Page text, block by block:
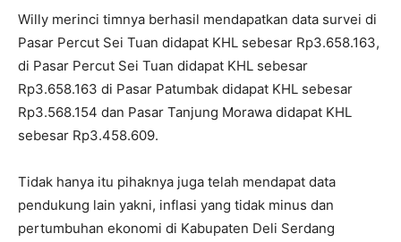
Willy merinci timnya berhasil mendapatkan data survei di
Pasar Percut Sei Tuan didapat KHL sebesar Rp3.658.163,
di Pasar Percut Sei Tuan didapat KHL sebesar
Rp3.658.163 di Pasar Patumbak didapat KHL sebesar
Rp3.568.154 dan Pasar Tanjung Morawa didapat KHL
sebesar Rp3.458.609.
Tidak hanya itu pihaknya juga telah mendapat data
pendukung lain yakni, inflasi yang tidak minus dan
pertumbuhan ekonomi di Kabupaten Deli Serdang